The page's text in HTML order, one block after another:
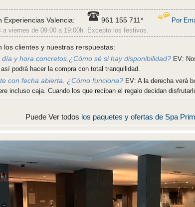
Experiencias Valencia: 961 155 711* Por
a viernes de 09:00 a 19:00h. Excepto los festivos.
los clientes y nuestras rerspuestas:
y hora concretos.¿Cómo sé si hay disponibilidad? EV:
podrá hacer la compra con total tranquilidad.
con fecha abierta. ¿Cómo funciona? EV: A la derecha verá
incluso caja. Cuando los que reciban el regalo decidan
Puede Ver todos los paquetes y ofertas de Spa